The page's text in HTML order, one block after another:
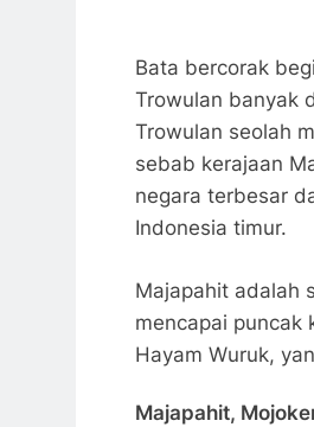
Bata bercorak
Trowulan banyak
Trowulan seolah
sebab kerajaan
negara terbesar
Indonesia timur.
Majapahit adalah
mencapai puncak
Hayam Wuruk,
Majapahit,